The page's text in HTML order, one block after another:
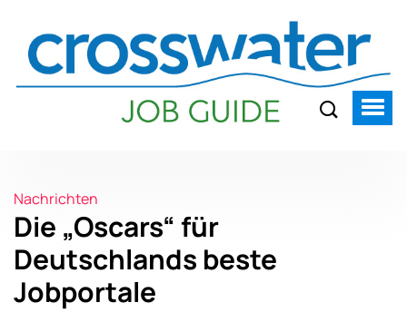
Nachrichten
Die „Oscars“ für
Deutschlands beste
Jobportale